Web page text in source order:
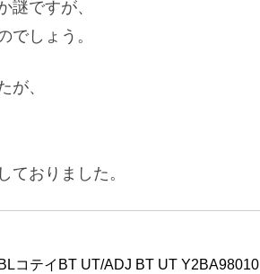
謎ですが、
でしょう。
が、
ておりました。
コテイBT UT/ADJ BT UT Y2BA98010